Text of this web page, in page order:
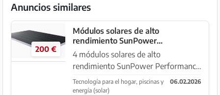
Anuncios similares
200 €
Módulos solares de alto
rendimiento SunPower
Performance 3 Com
4 módulos solares de alto
rendimiento SunPower Performance
3 Com, 415Wp, 20,1%, Umpp 45V,
Impp 9,22A, 2066mm x 998mm,
Tecnología para el hogar, piscinas y
energía (solar)
06.02.2026